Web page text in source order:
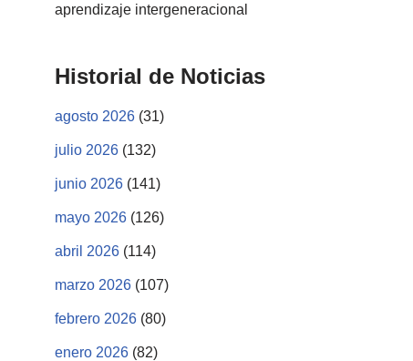
aprendizaje intergeneracional
Historial de Noticias
agosto 2026 (31)
julio 2026 (132)
junio 2026 (141)
mayo 2026 (126)
abril 2026 (114)
marzo 2026 (107)
febrero 2026 (80)
enero 2026 (82)